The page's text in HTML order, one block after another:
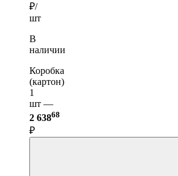
₽/
шт
В
наличии
Коробка
(картон)
1
шт —
2 63868
₽